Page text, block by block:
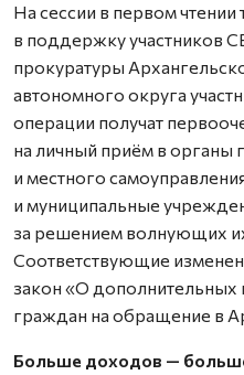
На сессии в первом
в поддержку участников
прокуратуры
автономного округа
операции получат
на личный приём в органы
и местного
и муниципальные
за решением волнующих
Соответствующие
закон «О дополнительных
граждан на обращение в
Больше доходов —